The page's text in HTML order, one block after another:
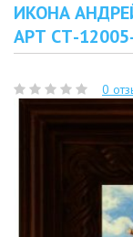
ИКОНА
АРТ СТ-
0